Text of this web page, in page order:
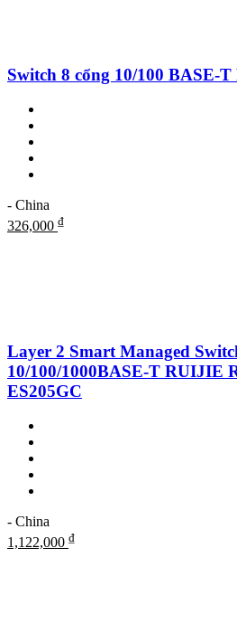
Switch 8 cổng 10/100 BASE-
- China
326,000 ₫
Layer 2 Smart Managed
10/100/1000BASE-T RUIJIE
ES205GC
- China
1,122,000 ₫